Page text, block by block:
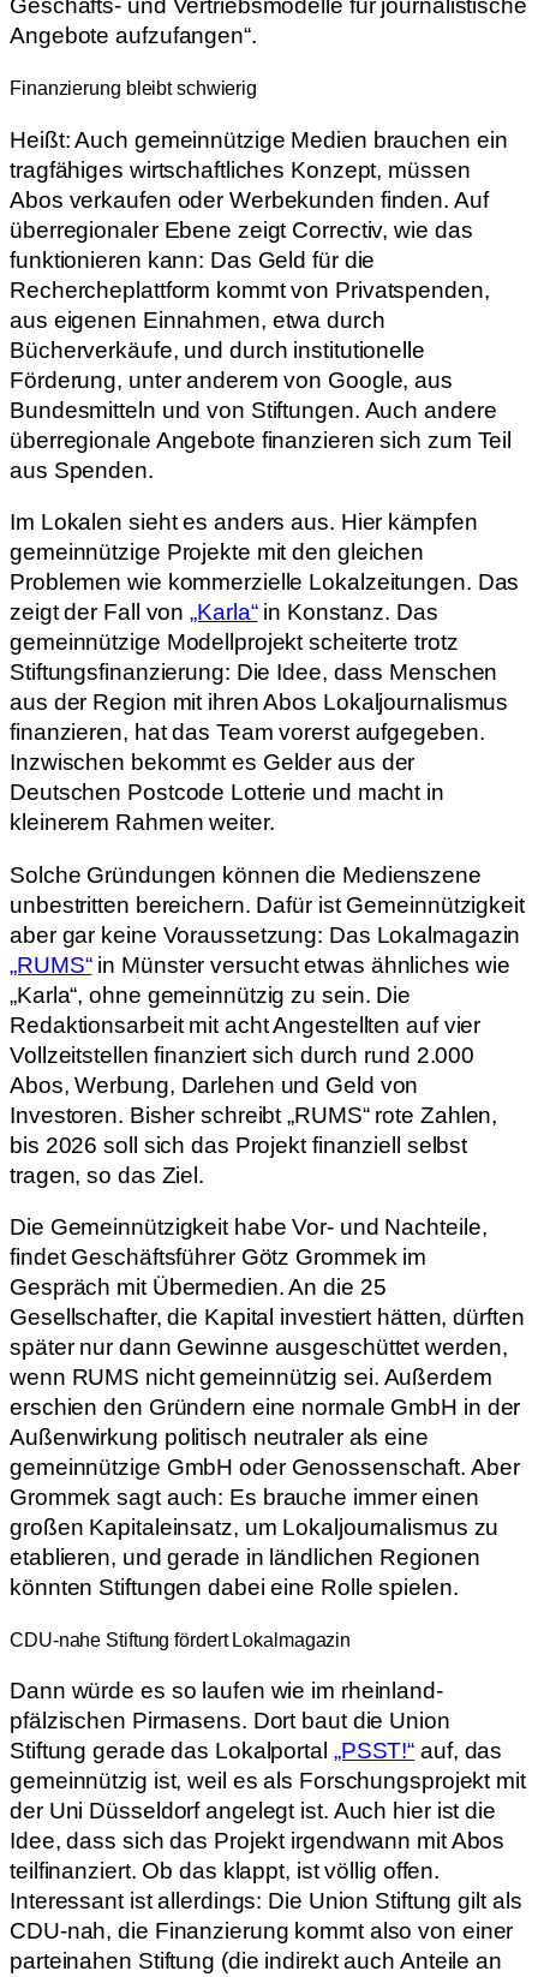
Geschäfts- und Vertriebsmodelle für journalistische
Angebote aufzufangen“.
Finanzierung bleibt schwierig
Heißt: Auch gemeinnützige Medien brauchen ein
tragfähiges wirtschaftliches Konzept, müssen
Abos verkaufen oder Werbekunden finden. Auf
überregionaler Ebene zeigt Correctiv, wie das
funktionieren kann: Das Geld für die
Rechercheplattform kommt von Privatspenden,
aus eigenen Einnahmen, etwa durch
Bücherverkäufe, und durch institutionelle
Förderung, unter anderem von Google, aus
Bundesmitteln und von Stiftungen. Auch andere
überregionale Angebote finanzieren sich zum Teil
aus Spenden.
Im Lokalen sieht es anders aus. Hier kämpfen
gemeinnützige Projekte mit den gleichen
Problemen wie kommerzielle Lokalzeitungen. Das
zeigt der Fall von„Karla“in Konstanz. Das
gemeinnützige Modellprojekt scheiterte trotz
Stiftungsfinanzierung: Die Idee, dass Menschen
aus der Region mit ihren Abos Lokaljournalismus
finanzieren, hat das Team vorerst aufgegeben.
Inzwischen bekommt es Gelder aus der
Deutschen Postcode Lotterie und macht in
kleinerem Rahmen weiter.
Solche Gründungen können die Medienszene
unbestritten bereichern. Dafür ist Gemeinnützigkeit
aber gar keine Voraussetzung: Das Lokalmagazin
„RUMS“in Münster versucht etwas ähnliches wie
„Karla“, ohne gemeinnützig zu sein. Die
Redaktionsarbeit mit acht Angestellten auf vier
Vollzeitstellen finanziert sich durch rund 2.000
Abos, Werbung, Darlehen und Geld von
Investoren. Bisher schreibt „RUMS“ rote Zahlen,
bis 2026 soll sich das Projekt finanziell selbst
tragen, so das Ziel.
Die Gemeinnützigkeit habe Vor- und Nachteile,
findet Geschäftsführer Götz Grommek im
Gespräch mit Übermedien. An die 25
Gesellschafter, die Kapital investiert hätten, dürften
später nur dann Gewinne ausgeschüttet werden,
wenn RUMS nicht gemeinnützig sei. Außerdem
erschien den Gründern eine normale GmbH in der
Außenwirkung politisch neutraler als eine
gemeinnützige GmbH oder Genossenschaft. Aber
Grommek sagt auch: Es brauche immer einen
großen Kapitaleinsatz, um Lokaljournalismus zu
etablieren, und gerade in ländlichen Regionen
könnten Stiftungen dabei eine Rolle spielen.
CDU-nahe Stiftung fördert Lokalmagazin
Dann würde es so laufen wie im rheinland-
pfälzischen Pirmasens. Dort baut die Union
Stiftung gerade das Lokalportal „PSST!“ auf, das
gemeinnützig ist, weil es als Forschungsprojekt mit
der Uni Düsseldorf angelegt ist. Auch hier ist die
Idee, dass sich das Projekt irgendwann mit Abos
teilfinanziert. Ob das klappt, ist völlig offen.
Interessant ist allerdings: Die Union Stiftung gilt als
CDU-nah, die Finanzierung kommt also von einer
parteinahen Stiftung (die indirekt auch Anteile an